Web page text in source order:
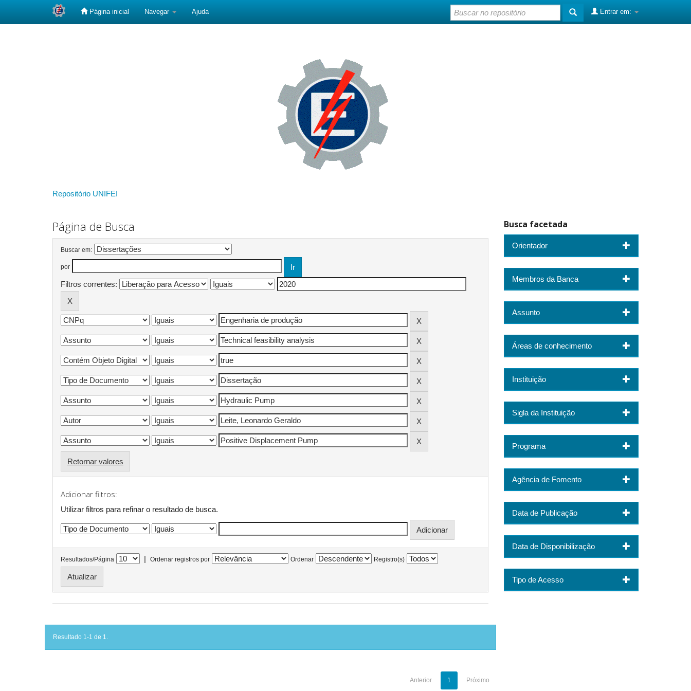
Página inicial Navegar Ajuda Entrar em:
Repositório UNIFEI
Página de Busca
Buscar em:
por
Filtros correntes:
Retornar valores
Adicionar filtros:
Utilizar filtros para refinar o resultado de busca.
Resultados/Página | Ordenar registros por Ordenar Registro(s)
Resultado 1-1 de 1.
Anterior 1 Próximo
Busca facetada
Orientador
Membros da Banca
Assunto
Áreas de conhecimento
Instituição
Sigla da Instituição
Programa
Agência de Fomento
Data de Publicação
Data de Disponibilização
Tipo de Acesso